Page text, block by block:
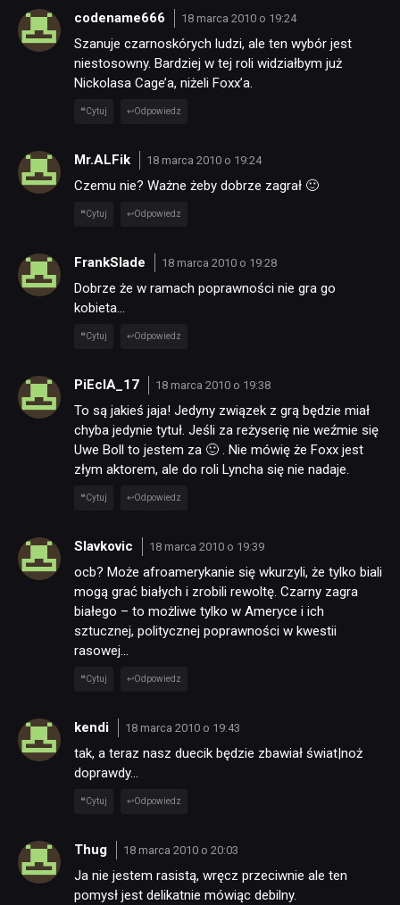
codename666 18 marca 2010 o 19:24
Szanuje czarnoskórych ludzi, ale ten wybór jest
niestosowny. Bardziej w tej roli widziałbym już
Nickolasa Cage’a, niżeli Foxx’a.
Cytuj Odpowiedz
Mr.ALFik 18 marca 2010 o 19:24
Czemu nie? Ważne żeby dobrze zagrał 🙂
Cytuj Odpowiedz
FrankSlade 18 marca 2010 o 19:28
Dobrze że w ramach poprawności nie gra go
kobieta…
Cytuj Odpowiedz
PiEcIA_17 18 marca 2010 o 19:38
To są jakieś jaja! Jedyny związek z grą będzie miał
chyba jedynie tytuł. Jeśli za reżyserię nie weźmie się
Uwe Boll to jestem za 🙂 . Nie mówię że Foxx jest
złym aktorem, ale do roli Lyncha się nie nadaje.
Cytuj Odpowiedz
Slavkovic 18 marca 2010 o 19:39
ocb? Może afroamerykanie się wkurzyli, że tylko biali
mogą grać białych i zrobili rewoltę. Czarny zagra
białego – to możliwe tylko w Ameryce i ich
sztucznej, politycznej poprawności w kwestii
rasowej…
Cytuj Odpowiedz
kendi 18 marca 2010 o 19:43
tak, a teraz nasz duecik będzie zbawiał świat|noż
doprawdy…
Cytuj Odpowiedz
Thug 18 marca 2010 o 20:03
Ja nie jestem rasistą, wręcz przeciwnie ale ten
pomysł jest delikatnie mówiąc debilny.